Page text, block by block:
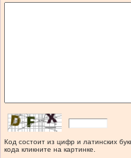
Код состоит из цифр и латинских
кода кликните на картинке.